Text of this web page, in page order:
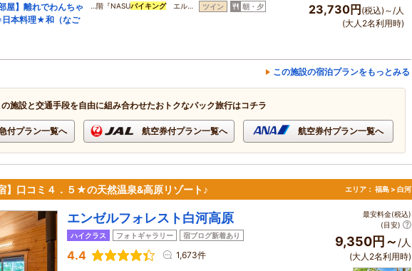
屋】離れでわんちゃ
日本料理★和（なご
…階『NASUバイキングエル… ツイン 朝・夕 23,730円 (税込)～/人
(大人2名利用時)
この施設の宿泊プランをもっとみる
の施設と交通手段を自由に組み合わせたおトクなパック旅行はコチラ
付プラン一覧へ 航空券付プラン一覧へ 航空券付プラン一覧へ
】口コミ４．５★の天然温泉&高原リゾート♪ エリア： 福島 > 白河
エンゼルフォレスト白河高原
ハイクラス フォトギャラリー 宿ブログ新着あり
4.4 1,673件
最安料金(税込)
(目安)
9,350円～ /人
(大人2名利用時)